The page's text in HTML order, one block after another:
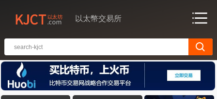
以太幣交易所